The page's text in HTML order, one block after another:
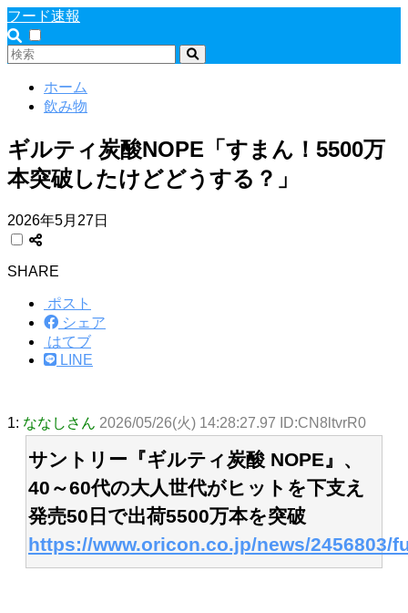
フード速報
ホーム
飲み物
ギルティ炭酸NOPE「すまん！5500万
本突破したけどどうする？」
2026年5月27日
SHARE
ポスト
シェア
はてブ
LINE
1: ななしさん 2026/05/26(火) 14:28:27.97 ID:CN8ltvrR0
サントリー『ギルティ炭酸 NOPE』、
40～60代の大人世代がヒットを下支え
発売50日で出荷5500万本を突破
https://www.oricon.co.jp/news/2456803/